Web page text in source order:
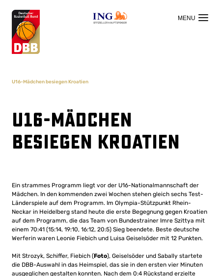
OFFIZIELLER HAUPTSPONSOR
U16-Mädchen besiegen Kroatien
U16-Mädchen
besiegen Kroatien
Ein strammes Programm liegt vor der U16-Nationalmannschaft der
Mädchen. In den kommenden zwei Wochen stehen gleich sechs Test-
Länderspiele auf dem Programm. Im Olympia-Stützpunkt Rhein-
Neckar in Heidelberg stand heute die erste Begegnung gegen Kroatien
auf dem Programm, die das Team von Bundestrainer Imre Szittya mit
einem 70:41 (15:14, 19:10, 16:12, 20:5) Sieg beendete. Beste deutsche
Werferin waren Leonie Fiebich und Luisa Geiselsöder mit 12 Punkten.
Mit Strozyk, Schiffer, Fiebich (Foto), Geiselsöder und Sabally startete
die DBB-Auswahl in das Heimspiel, das sie in den ersten vier Minuten
ausgeglichen gestalten konnten. Nach dem 0:4 Rückstand erzielte